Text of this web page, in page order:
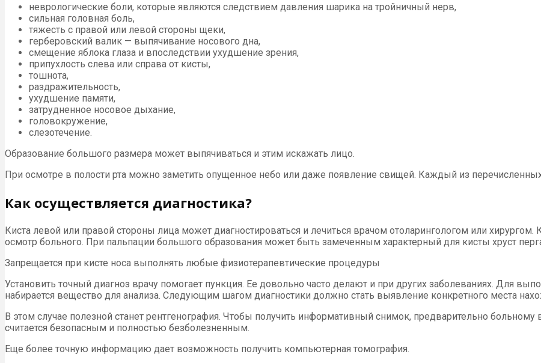
неврологические боли, которые являются следствием давления шарика на тройничный нерв,
сильная головная боль,
тяжесть с правой или левой стороны щеки,
герберовский валик — выпячивание носового дна,
смещение яблока глаза и впоследствии ухудшение зрения,
припухлость слева или справа от кисты,
тошнота,
раздражительность,
ухудшение памяти,
затрудненное носовое дыхание,
головокружение,
слезотечение.
Образование большого размера может выпячиваться и этим искажать лицо.
При осмотре в полости рта можно заметить опущенное небо или даже появление свищей. Каждый из
Как осуществляется диагностика?
Киста левой или правой стороны лица может диагностироваться и лечиться врачом отоларингологом или
осмотр больного. При пальпации большого образования может быть замеченным характерный для кисты хруст
Запрещается при кисте носа выполнять любые физиотерапевтические процедуры
Установить точный диагноз врачу помогает пункция. Ее довольно часто делают и при других заболеваниях. Для
набирается вещество для анализа. Следующим шагом диагностики должно стать выявление конкретного места
В этом случае полезной станет рентгенография. Чтобы получить информативный снимок, предварительно
считается безопасным и полностью безболезненным.
Еще более точную информацию дает возможность получить компьютерная томография.